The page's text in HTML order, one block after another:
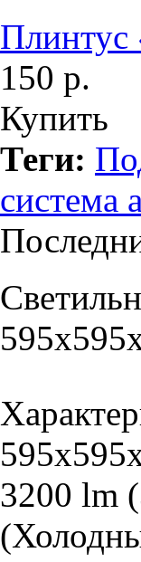
Плинтус
150 р.
Купить
Теги:
система
3200 lm